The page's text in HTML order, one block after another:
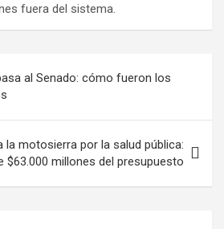
fuera del sistema.
al Senado: cómo fueron los
la motosierra por la salud pública:
$63.000 millones del presupuesto